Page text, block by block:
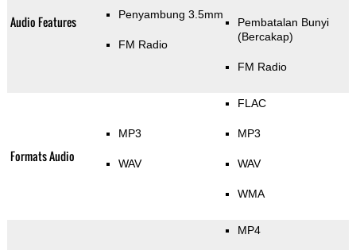
Audio Features Penyambung 3.5mm
FM Radio
Pembatalan Bunyi
(Bercakap)
FM Radio
Formats Audio
MP3
WAV
FLAC
MP3
WAV
WMA
MP4